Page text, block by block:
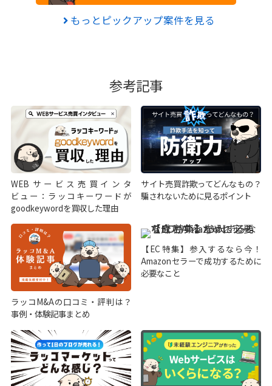
もっとピックアップ案件を見る
参考記事
WEBサービス売買インタ
ビュー：ラッコキーワードが
goodkeywordを買収した理由
サイト売買詐欺ってどんなもの？
騙されないために見るポイント
ラッコM&Aの口コミ・評判は？
事例・体験記事まとめ
【EC特集】参入するなら今！
Amazonセラーで成功するために
必要なこと